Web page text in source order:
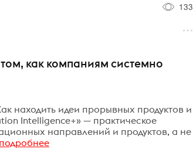
133
как компаниям системно
находить идеи прорывных продуктов и
Intelligence+» — практическое
направлений и продуктов, а не
подробнее